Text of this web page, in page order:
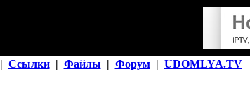
| Ссылки | Файлы | Форум | UDOMLYA.TV